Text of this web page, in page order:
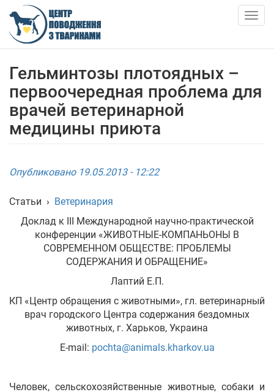
main
content
О НАС
НОВОСТИ
СТАТЬИ
ПРИЮТ
АНКЕТИ ТВАРИН
Укр Рус Eng
Гельминтозы плотоядных –
первоочередная проблема для
врачей ветеринарной
медицины приюта
Опубликовано 19.05.2013 - 12:22
Статьи › Ветеринария
Доклад к III Международной научно-практической
конференции «ЖИВОТНЫЕ-КОМПАНЬОНЫ В
СОВРЕМЕННОМ ОБЩЕСТВЕ: ПРОБЛЕМЫ
СОДЕРЖАНИЯ И ОБРАЩЕНИЕ»
Лаптий Е.П.
КП «Центр обращения с животными», гл. ветеринарный
врач городского Центра содержания бездомных
животных, г. Харьков, Украина
E-mail: pochta@animals.kharkov.ua
Человек, сельскохозяйственные животные, собаки и